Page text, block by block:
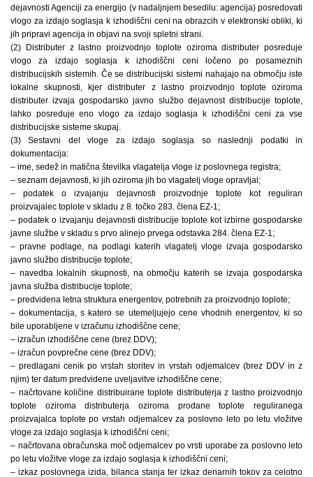
dejavnosti Agenciji za energijo (v nadaljnjem besedilu: agencija) posredovati
vlogo za izdajo soglasja k izhodiščni ceni na obrazcih v elektronski obliki, ki
jih pripravi agencija in objavi na svoji spletni strani.
(2) Distributer z lastno proizvodnjo toplote oziroma distributer posreduje
vlogo za izdajo soglasja k izhodiščni ceni ločeno po posameznih
distribucijskih sistemih. Če se distribucijski sistemi nahajajo na območju iste
lokalne skupnosti, kjer distributer z lastno proizvodnjo toplote oziroma
distributer izvaja gospodarsko javno službo dejavnost distribucije toplote,
lahko posreduje eno vlogo za izdajo soglasja k izhodiščni ceni za vse
distribucijske sisteme skupaj.
(3) Sestavni del vloge za izdajo soglasja so naslednji podatki in
dokumentacija:
– ime, sedež in matična številka vlagatelja vloge iz poslovnega registra;
– seznam dejavnosti, ki jih oziroma jih bo vlagatelj vloge opravljal;
– podatek o izvajanju dejavnosti proizvodnje toplote kot reguliran
proizvajalec toplote v skladu z 8. točko 283. člena EZ-1;
– podatek o izvajanju dejavnosti distribucije toplote kot izbirne gospodarske
javne službe v skladu s prvo alinejo prvega odstavka 284. člena EZ-1;
– pravne podlage, na podlagi katerih vlagatelj vloge izvaja gospodarsko
javno službo distribucije toplote;
– navedba lokalnih skupnosti, na območju katerih se izvaja gospodarska
javna služba distribucije toplote;
– predvidena letna struktura energentov, potrebnih za proizvodnjo toplote;
– dokumentacija, s katero se utemeljujejo cene vhodnih energentov, ki so
bile uporabljene v izračunu izhodiščne cene;
– izračun izhodiščne cene (brez DDV);
– izračun povprečne cene (brez DDV);
– predlagani cenik po vrstah storitev in vrstah odjemalcev (brez DDV in z
njim) ter datum predvidene uveljavitve izhodiščne cene;
– načrtovane količine distribuirane toplote distributerja z lastno proizvodnjo
toplote oziroma distributerja oziroma prodane toplote reguliranega
proizvajalca toplote po vrstah odjemalcev za poslovno leto po letu vložitve
vloge za izdajo soglasja k izhodiščni ceni;
– načrtovana obračunska moč odjemalcev po vrsti uporabe za poslovno leto
po letu vložitve vloge za izdajo soglasja k izhodiščni ceni;
– izkaz poslovnega izida, bilanca stanja ter izkaz denarnih tokov za celotno